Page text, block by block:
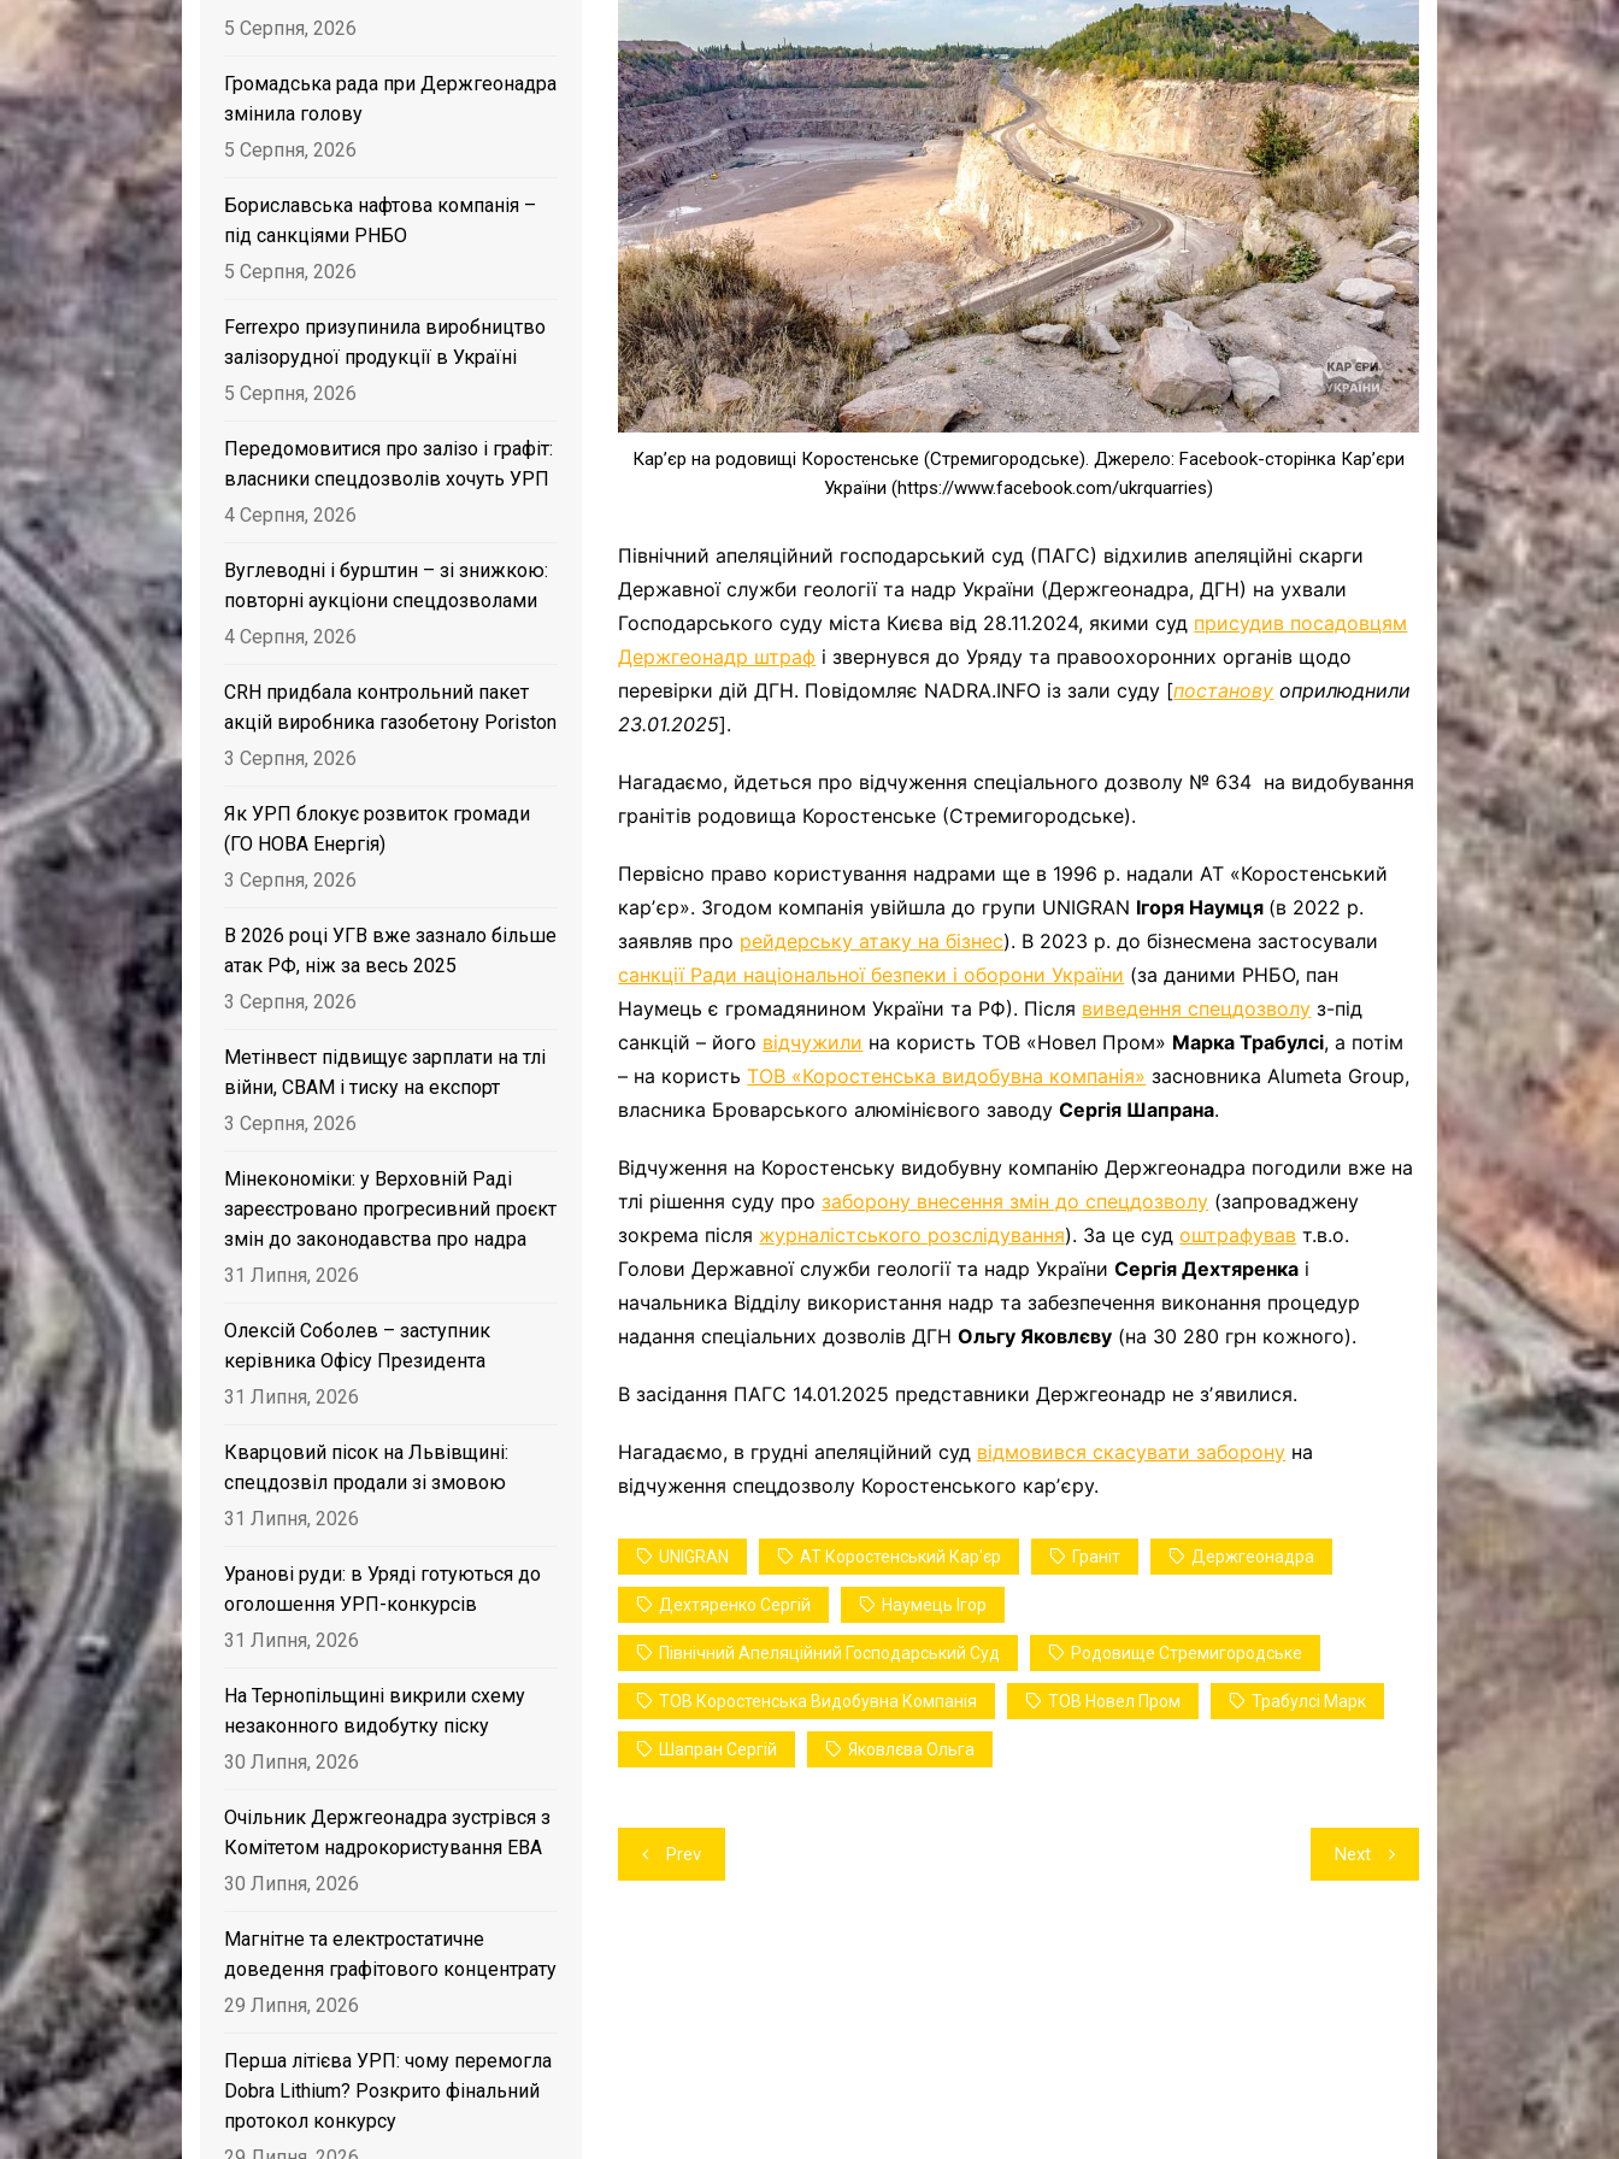
САНКЦІЙНІ НАДРА
БЛОГИ
TECHNO
CRITICAL MINERALS
НАДРА ІНШИХ
ПРО ПРОЕКТ
Карʼєр на родовищі Коростенське (Стремигородське). Джерело: Facebook-сторінка Карʼєри
України (https://www.facebook.com/ukrquarries)
Північний апеляційний господарський суд (ПАГС) відхилив апеляційні скарги
Державної служби геології та надр України (Держгеонадра, ДГН) на ухвали
Господарського суду міста Києва від 28.11.2024, якими суд присудив посадовцям
Держгеонадр штраф і звернувся до Уряду та правоохоронних органів щодо
перевірки дій ДГН. Повідомляє NADRA.INFO із зали суду [постанову оприлюднили
23.01.2025].
Нагадаємо, йдеться про відчуження спеціального дозволу № 634 на видобування
гранітів родовища Коростенське (Стремигородське).
Первісно право користування надрами ще в 1996 р. надали АТ «Коростенський
карʼєр». Згодом компанія увійшла до групи UNIGRAN Ігоря Наумця (в 2022 р.
заявляв про рейдерську атаку на бізнес). В 2023 р. до бізнесмена застосували
санкції Ради національної безпеки і оборони України (за даними РНБО, пан
Наумець є громадянином України та РФ). Після виведення спецдозволу з-під
санкцій – його відчужили на користь ТОВ «Новел Пром» Марка Трабулсі, а потім
– на користьТОВ «Коростенська видобувна компанія» засновника Alumeta Group,
власника Броварського алюмінієвого заводуСергія Шапрана.
Відчуження на Коростенську видобувну компанію Держгеонадра погодили вже на
тлі рішення суду прозаборону внесення змін до спецдозволу (запроваджену
зокрема після журналістського розслідування). За це судоштрафував т.в.о.
Голови Державної служби геології та надр УкраїниСергія Дехтяренка і
начальника Відділу використання надр та забезпечення виконання процедур
надання спеціальних дозволів ДГНОльгу Яковлєву (на 30 280 грн кожного).
В засідання ПАГС 14.01.2025 представники Держгеонадр не зʼявилися.
Нагадаємо, в грудні апеляційний суд відмовився скасувати заборону на
відчуження спецдозволу Коростенського карʼєру.
UNIGRAN АТ Коростенський Кар'єр Граніт Держгеонадра
Дехтяренко Сергій Наумець Ігор
Північний Апеляційний Господарський Суд Родовище Стремигородське
ТОВ Коростенська Видобувна Компанія ТОВ Новел Пром Трабулсі Марк
Шапран Сергій Яковлєва Ольга
Навігація
записів
Prev Next
5 Серпня, 2026
Громадська рада при Держгеонадра
змінила голову
5 Серпня, 2026
Бориславська нафтова компанія –
під санкціями РНБО
5 Серпня, 2026
Ferrexpo призупинила виробництво
залізорудної продукції в Україні
5 Серпня, 2026
Передомовитися про залізо і графіт:
власники спецдозволів хочуть УРП
4 Серпня, 2026
Вуглеводні і бурштин – зі знижкою:
повторні аукціони спецдозволами
4 Серпня, 2026
CRH придбала контрольний пакет
акцій виробника газобетону Poriston
3 Серпня, 2026
Як УРП блокує розвиток громади
(ГО НОВА Енергія)
3 Серпня, 2026
В 2026 році УГВ вже зазнало більше
атак РФ, ніж за весь 2025
3 Серпня, 2026
Метінвест підвищує зарплати на тлі
війни, CBAM і тиску на експорт
3 Серпня, 2026
Мінекономіки: у Верховній Раді
зареєстровано прогресивний проєкт
змін до законодавства про надра
31 Липня, 2026
Олексій Соболев – заступник
керівника Офісу Президента
31 Липня, 2026
Кварцовий пісок на Львівщині:
спецдозвіл продали зі змовою
31 Липня, 2026
Уранові руди: в Уряді готуються до
оголошення УРП-конкурсів
31 Липня, 2026
На Тернопільщині викрили схему
незаконного видобутку піску
30 Липня, 2026
Очільник Держгеонадра зустрівся з
Комітетом надрокористування EBA
30 Липня, 2026
Магнітне та електростатичне
доведення графітового концентрату
29 Липня, 2026
Перша літієва УРП: чому перемогла
Dobra Lithium? Розкрито фінальний
протокол конкурсу